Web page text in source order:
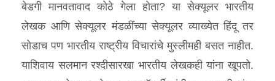
बेडगी मानवतावाद कोठे गेला होता? या सेक्यूलर भारतीय
लेखक आणि सेक्यूलर मंडळींच्या सेक्यूलर व्याख्येत हिंदू तर
सोडाच पण भारतीय राष्ट्रीय विचारांचे मुस्लीमही बसत नाहीत.
याशिवाय सलमान रश्दीसारखा भारतीय लेखकही यांना खूपतो.